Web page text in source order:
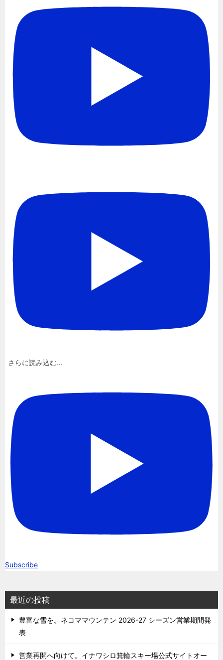
さらに読み込む...
Subscribe
最近の投稿
豊富な雪を。ネコママウンテン 2026-27 シーズン営業期間発
表
営業再開へ向けて。イナワシロ箕輪スキー場公式サイトオー